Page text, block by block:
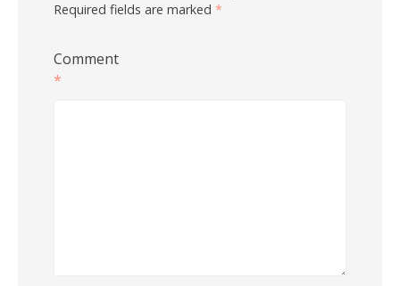
Required fields are marked *
Comment
*